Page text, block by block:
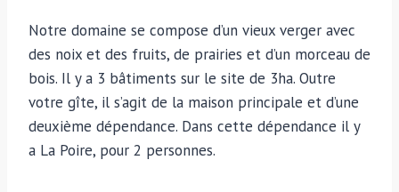
Notre domaine se compose d’un vieux verger avec
des noix et des fruits, de prairies et d’un morceau de
bois. Il y a 3 bâtiments sur le site de 3ha. Outre
votre gîte, il s’agit de la maison principale et d’une
deuxième dépendance. Dans cette dépendance il y
a La Poire, pour 2 personnes.